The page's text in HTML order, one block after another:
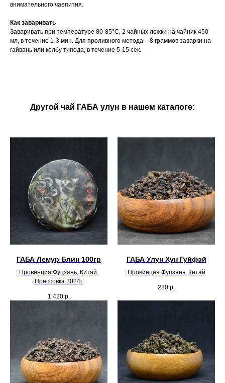
внимательного чаепития.
Как заваривать
Заваривать при температуре 80-85°C, 2 чайных ложки на чайник 450
мл, в течение 1-3 мин. Для проливного метода – 8 граммов заварки на
гайвань или колбу типода, в течение 5-15 сек.
Другой чай ГАБА улун в нашем каталоге:
ГАБА Лемур Блин 100гр
Провинция Фуцзянь, Китай,
Прессовка 2024г.
1 420 р.
ГАБА Улун Хун Гуйфэй
Провинция Фуцзянь, Китай
280 р.